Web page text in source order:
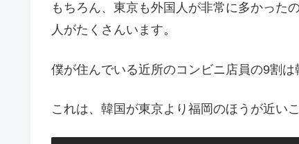
もちろん、東京も外国人が非常に多かった
人がたくさんいます。
僕が住んでいる近所のコンビニ店員の9割は
これは、韓国が東京より福岡のほうが近い